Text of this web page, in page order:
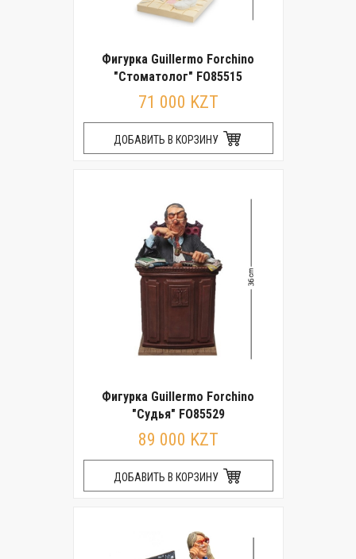
Фигурка Guillermo Forchino
"Стоматолог" FO85515
71 000 KZT
ДОБАВИТЬ В КОРЗИНУ
Фигурка Guillermo Forchino
"Судья" FO85529
89 000 KZT
ДОБАВИТЬ В КОРЗИНУ